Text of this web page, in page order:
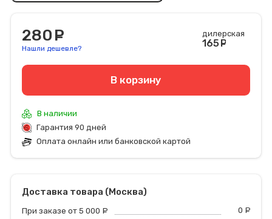
280
Нашли дешевле?
дилерская
165
В корзину
В наличии
Гарантия 90 дней
Оплата онлайн или банковской картой
Доставка товара (Москва)
При заказе от 5 000 0